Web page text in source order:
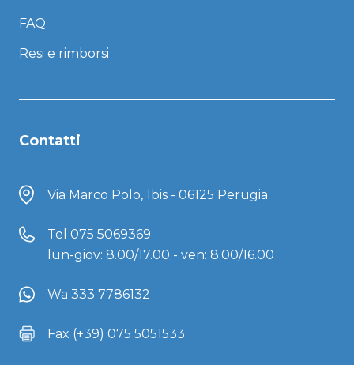
FAQ
Resi e rimborsi
Contatti
Via Marco Polo, 1bis - 06125 Perugia
Tel 075 5069369
lun-giov: 8.00/17.00 - ven: 8.00/16.00
Wa 333 7786132
Fax (+39) 075 5051533